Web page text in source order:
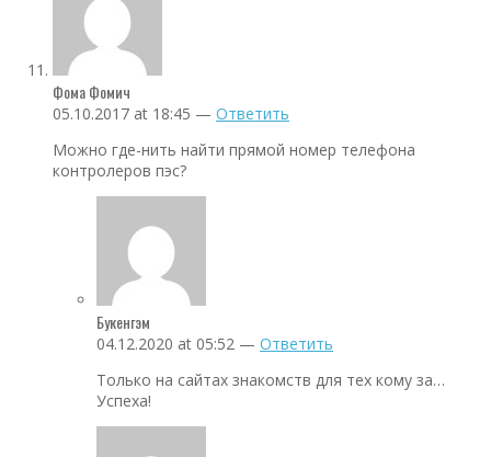
Фома Фомич
05.10.2017 at 18:45 — Ответить
Можно где-нить найти прямой номер телефона
контролеров пэс?
Букенгэм
04.12.2020 at 05:52 — Ответить
Только на сайтах знакомств для тех кому за…
Успеха!